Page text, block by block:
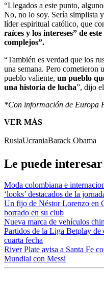
“Llegados a este punto,
No, no lo soy. Sería simplista
líder espiritual católico, que
raíces y los intereses” de
complejos”.
“También es verdad que los
una semana. Pero cometieron
pueblo valiente, un pueblo
una historia de lucha”, dijo
*Con información de Europa
VER MÁS
RusiaUcraniaBarack Obama
Le puede interesar
Moda colombiana e
‘looks’ destacados de la
Un fijo de Néstor Lorenzo en
borrado en su club
Nueva marca de vehículos
Partidos de la Liga Betplay de
cuarta fecha
River Plate avisa a Santa Fe
Mundial con Messi